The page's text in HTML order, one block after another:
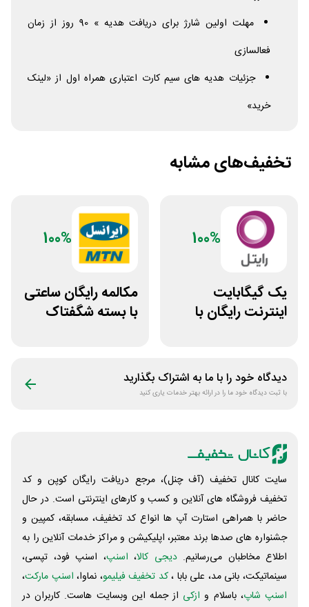
مهلت اولین شارژ برای دریافت هدیه » 90 روز از زمان
فعالسازی
جزئیات هدیه های سیم کارت اعتباری همراه اول از «لینک
خرید»
تخفیف‌های مشابه
100%
یک گیگابایت
اینترنت رایگان با
100%
مکالمه رایگان ساعتی
با بسته شگفتاک
دیدگاه خود را با ما به اشتراک بگذارید
با ثبت دیدگاه خود ما را در ارائه بهتر خدمات یاری کنید
سایت کانال تخفیف (آف چنل)، مرجع دریافت رایگان کوپن و کد
تخفیف فروشگاه های آنلاین و کسب و‌ کارهای اینترنتی است. در حال
حاضر با همراهی استارت آپ ها انواع کد تخفیف، مسابقه، کمپین و
جشنواره های صدها برند معتبر، اپلیکیشن و مراکز خدمات آنلاین را به
اطلاع مخاطبان می‌رسانیم. دیجی کالا، اسنپ، اسنپ فود، تپسی،
سینماتیکت، بانی مد، علی‌ بابا ،کد تخفیف فیلیمو، نماوا، اسنپ مارکت،
اسنپ شاپ، باسلام و ازکی از جمله این وبسایت ‌هاست. کاربران در